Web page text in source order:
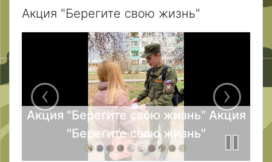
Акция "Берегите свою жизнь"
Акция "Берегите свою жизнь" Акция
"Берегите свою жизнь"